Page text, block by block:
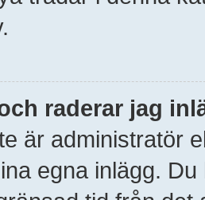
raderar jag
är administratör
egna inlägg.